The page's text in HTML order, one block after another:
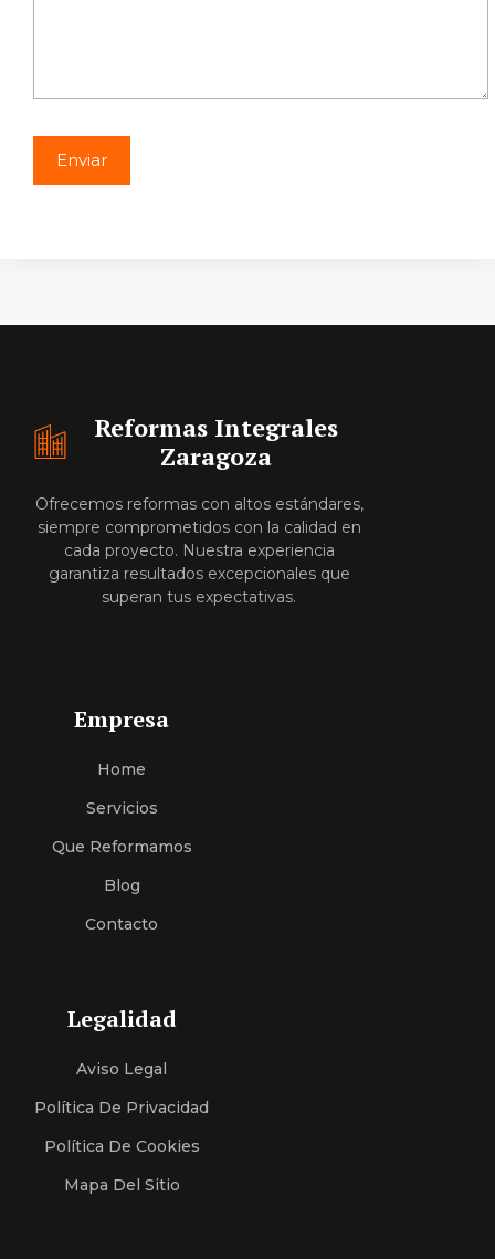
Reformas Integrales
Zaragoza
Ofrecemos reformas con altos estándares,
siempre comprometidos con la calidad en
cada proyecto. Nuestra experiencia
garantiza resultados excepcionales que
superan tus expectativas.
Empresa
Home
ServiciOS
Que Reformamos
Blog
Contacto
Legalidad
Aviso Legal
Política De Privacidad
Política De Cookies
Mapa Del Sitio